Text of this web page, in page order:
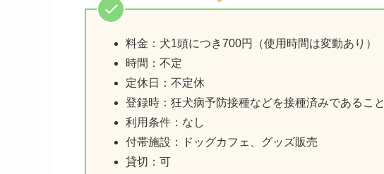
料金：犬1頭につき700円（使用時間は変動あり）
時間：不定
定休日：不定休
登録時：狂犬病予防接種などを接種済みであること
利用条件：なし
付帯施設：ドッグカフェ、グッズ販売
貸切：可